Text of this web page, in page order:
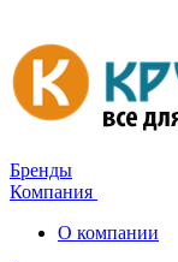
Бренды
Компания
О компании